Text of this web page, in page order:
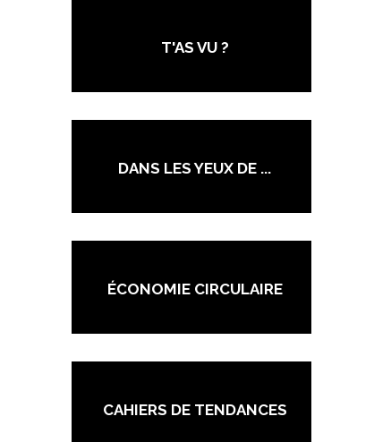
T'AS VU ?
DANS LES YEUX DE ...
ÉCONOMIE CIRCULAIRE
CAHIERS DE TENDANCES